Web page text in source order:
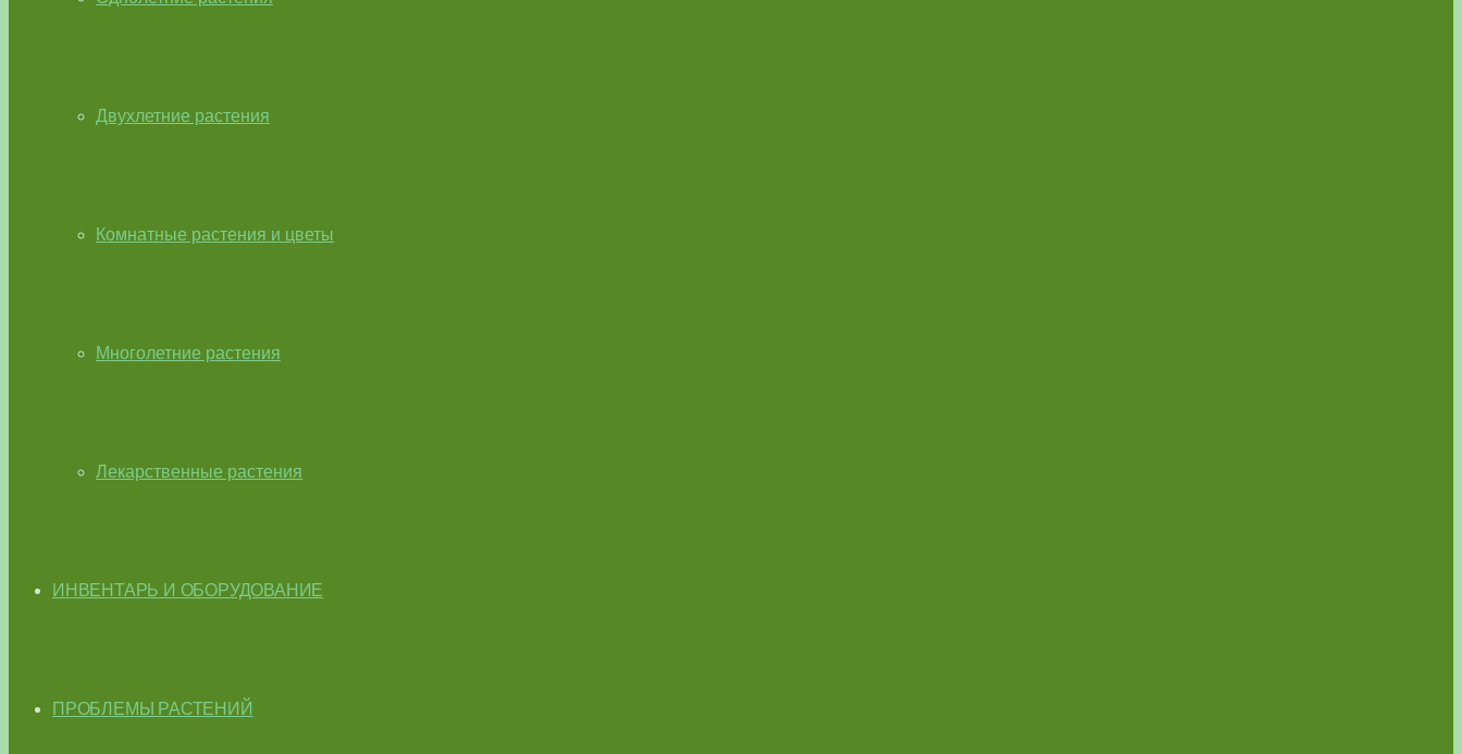
Двухлетние растения
Комнатные растения и цветы
Многолетние растения
Лекарственные растения
ИНВЕНТАРЬ И ОБОРУДОВАНИЕ
ПРОБЛЕМЫ РАСТЕНИЙ